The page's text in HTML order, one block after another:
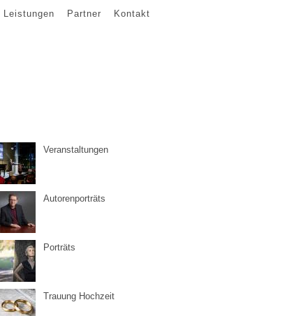
Leistungen Partner Kontakt
Veranstaltungen
Autorenporträts
Porträts
Trauung Hochzeit